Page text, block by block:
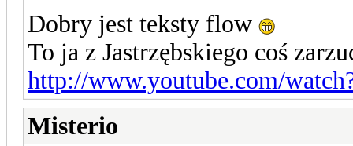
Dobry jest teksty flow
To ja z Jastrzębskiego coś
http://www.youtube.com/
Misterio